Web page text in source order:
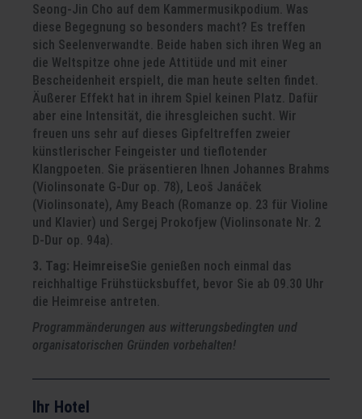
Seong-Jin Cho auf dem Kammermusikpodium. Was
diese Begegnung so besonders macht? Es treffen
sich Seelenverwandte. Beide haben sich ihren Weg an
die Weltspitze ohne jede Attitüde und mit einer
Bescheidenheit erspielt, die man heute selten findet.
Äußerer Effekt hat in ihrem Spiel keinen Platz. Dafür
aber eine Intensität, die ihresgleichen sucht. Wir
freuen uns sehr auf dieses Gipfeltreffen zweier
künstlerischer Feingeister und tieflotender
Klangpoeten. Sie präsentieren Ihnen Johannes Brahms
(Violinsonate G-Dur op. 78), Leoš Janáček
(Violinsonate), Amy Beach (Romanze op. 23 für Violine
und Klavier) und Sergej Prokofjew (Violinsonate Nr. 2
D-Dur op. 94a).
3. Tag: HeimreiseSie genießen noch einmal das
reichhaltige Frühstücksbuffet, bevor Sie ab 09.30 Uhr
die Heimreise antreten.
Programmänderungen aus witterungsbedingten und
organisatorischen Gründen vorbehalten!
Ihr Hotel